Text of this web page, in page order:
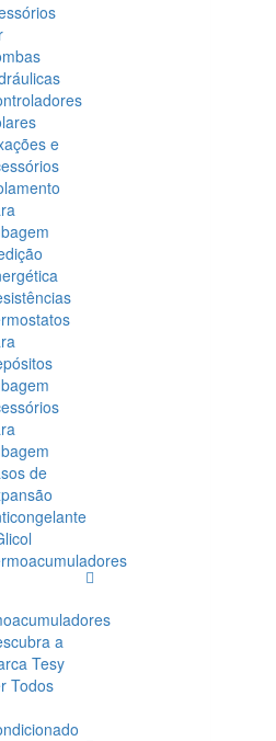
e
de
a
Tesy
Todos